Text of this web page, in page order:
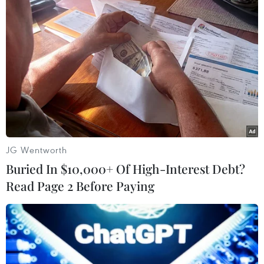
#Trung Quốc và Mỹ #chứng khoán
#Donald Trump
#VN-Index
Theo dõi VietnamPlus
JG Wentworth
Buried In $10,000+ Of High-Interest Debt?
Read Page 2 Before Paying